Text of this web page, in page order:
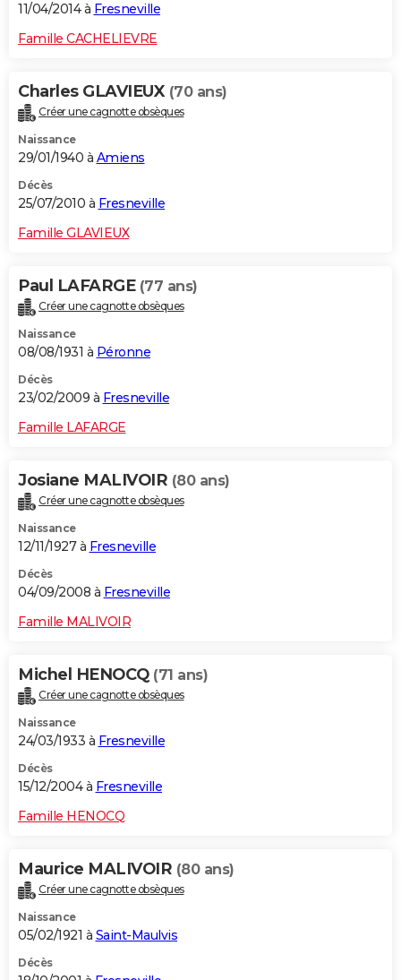
11/04/2014 à Fresneville
Famille CACHELIEVRE
Charles GLAVIEUX (70 ans)
Créer une cagnotte obsèques
Naissance
29/01/1940 à Amiens
Décès
25/07/2010 à Fresneville
Famille GLAVIEUX
Paul LAFARGE (77 ans)
Créer une cagnotte obsèques
Naissance
08/08/1931 à Péronne
Décès
23/02/2009 à Fresneville
Famille LAFARGE
Josiane MALIVOIR (80 ans)
Créer une cagnotte obsèques
Naissance
12/11/1927 à Fresneville
Décès
04/09/2008 à Fresneville
Famille MALIVOIR
Michel HENOCQ (71 ans)
Créer une cagnotte obsèques
Naissance
24/03/1933 à Fresneville
Décès
15/12/2004 à Fresneville
Famille HENOCQ
Maurice MALIVOIR (80 ans)
Créer une cagnotte obsèques
Naissance
05/02/1921 à Saint-Maulvis
Décès